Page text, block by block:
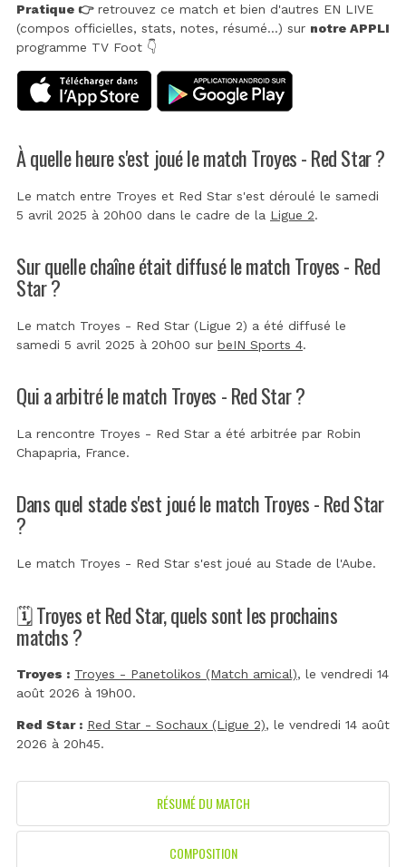
Pratique 👉retrouvez ce match et bien d'autres EN LIVE
(compos officielles, stats, notes, résumé...) sur notre APPLI
programme TV Foot 👇
À quelle heure s'est joué le match Troyes - Red Star ?
Le match entre Troyes et Red Star s'est déroulé le samedi
5 avril 2025 à 20h00 dans le cadre de la Ligue 2.
Sur quelle chaîne était diffusé le match Troyes - Red
Star ?
Le match Troyes - Red Star (Ligue 2) a été diffusé le
samedi 5 avril 2025 à 20h00 sur beIN Sports 4.
Qui a arbitré le match Troyes - Red Star ?
La rencontre Troyes - Red Star a été arbitrée par Robin
Chapapria, France.
Dans quel stade s'est joué le match Troyes - Red Star
?
Le match Troyes - Red Star s'est joué au Stade de l'Aube.
🗓️ Troyes et Red Star, quels sont les prochains
matchs ?
Troyes : Troyes - Panetolikos (Match amical), le vendredi 14
août 2026 à 19h00.
Red Star : Red Star - Sochaux (Ligue 2), le vendredi 14 août
2026 à 20h45.
RÉSUMÉ DU MATCH
COMPOSITION